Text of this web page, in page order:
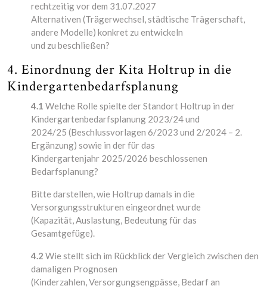
rechtzeitig vor dem 31.07.2027
Alternativen (Trägerwechsel, städtische Trägerschaft,
andere Modelle) konkret zu entwickeln
und zu beschließen?
4. Einordnung der Kita Holtrup in die
Kindergartenbedarfsplanung
4.1 Welche Rolle spielte der Standort Holtrup in der
Kindergartenbedarfsplanung 2023/24 und
2024/25 (Beschlussvorlagen 6/2023 und 2/2024 – 2.
Ergänzung) sowie in der für das
Kindergartenjahr 2025/2026 beschlossenen
Bedarfsplanung?
Bitte darstellen, wie Holtrup damals in die
Versorgungsstrukturen eingeordnet wurde
(Kapazität, Auslastung, Bedeutung für das
Gesamtgefüge).
4.2 Wie stellt sich im Rückblick der Vergleich zwischen den
damaligen Prognosen
(Kinderzahlen, Versorgungsengpässe, Bedarf an